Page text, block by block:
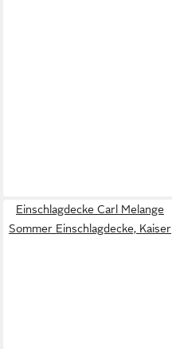
Einschlagdecke Carl Melange
Sommer Einschlagdecke, Kaiser